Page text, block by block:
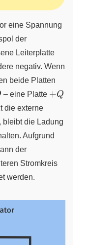
eine Spannung
der
Leiterplatte
negativ. Wenn
beide Platten
– eine Platte +Q
+Q
die externe
bleibt die Ladung
Aufgrund
der
Stromkreis
werden.